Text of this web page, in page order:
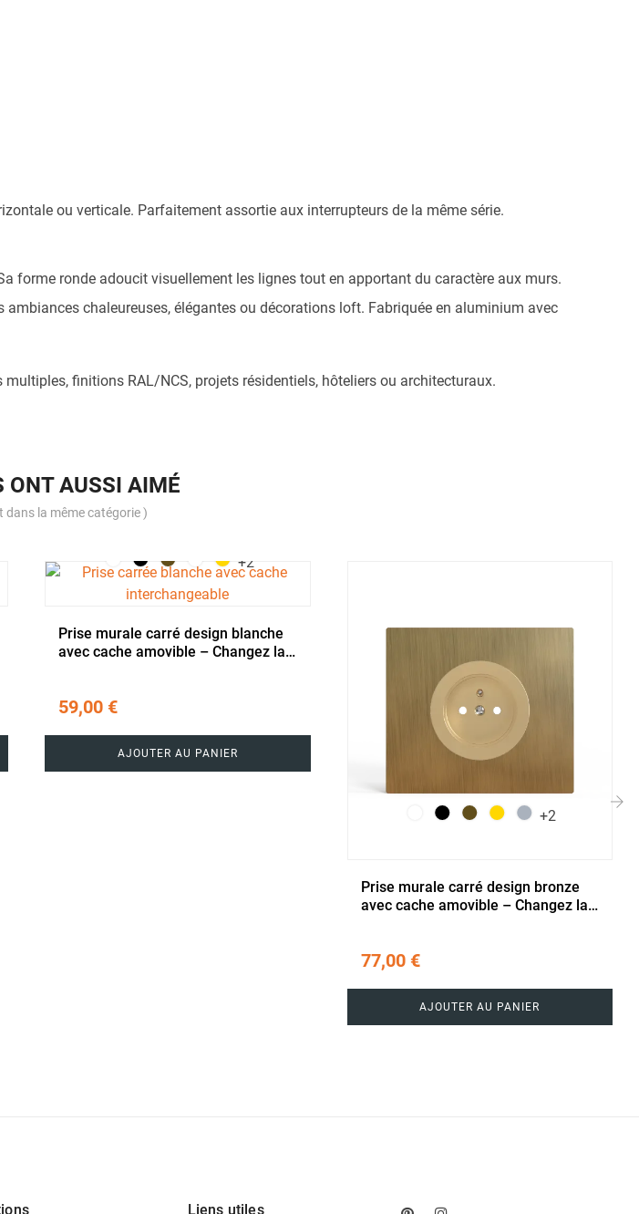
ou verticale. Parfaitement assortie aux interrupteurs de la même série.
forme ronde adoucit visuellement les lignes tout en apportant du caractère aux murs.
chaleureuses, élégantes ou décorations loft. Fabriquée en aluminium avec
finitions RAL/NCS, projets résidentiels, hôteliers ou architecturaux.
ONT AUSSI AIMÉ
dans la même catégorie )
+2
Prise murale carré design blanche
avec cache amovible – Changez la
59,00 €
AJOUTER AU PANIER
+2
Prise murale carré design bronze
avec cache amovible – Changez la
77,00 €
AJOUTER AU PANIER
Liens utiles